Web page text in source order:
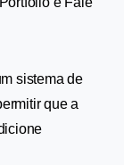
sistema de
que a